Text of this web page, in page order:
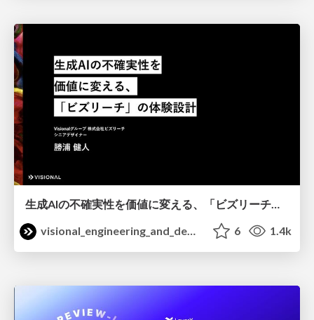
生成AIの不確実性を価値に変える、「ビズリーチ」の体験設計 / KNOTS2026
visional_engineering_and_design
6 1.4k